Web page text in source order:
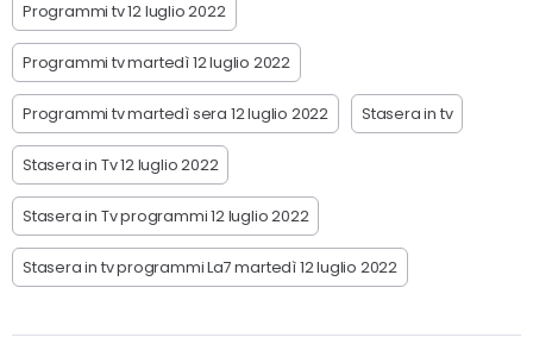
Programmi tv 12 luglio 2022
Programmi tv martedì 12 luglio 2022
Programmi tv martedì sera 12 luglio 2022 Stasera in tv
Stasera in Tv 12 luglio 2022
Stasera in Tv programmi 12 luglio 2022
Stasera in tv programmi La7 martedì 12 luglio 2022